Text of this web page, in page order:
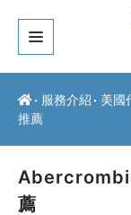
關於我們
服務介紹
服務介紹 美國
推薦
薦